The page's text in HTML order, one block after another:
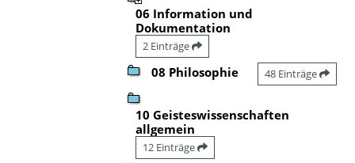
06 Information und
Dokumentation
2 Einträge
08 Philosophie 48 Einträge
10 Geisteswissenschaften
allgemein
12 Einträge